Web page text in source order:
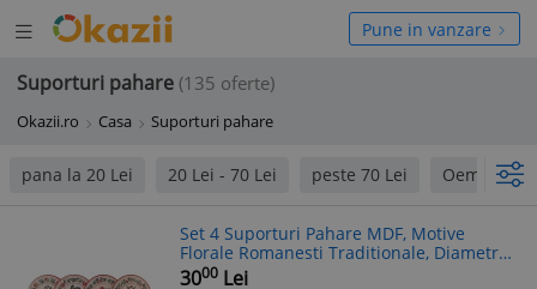
Deschide
meniul
Pune in vanzare
Suporturi pahare (135 oferte)
Okazii.ro Casa Suporturi pahare
pana la 20 Lei 20 Lei - 70 Lei peste 70 Lei Oem
Set 4 Suporturi Pahare MDF, Motive
Florale Romanesti Traditionale, Diametru
9.5cm
3000 Lei